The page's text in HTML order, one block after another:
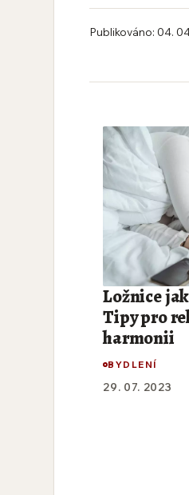
Publikováno: 04.
Ložnice
Tipy pro
harmonii
BYDLENÍ
29. 07. 2023